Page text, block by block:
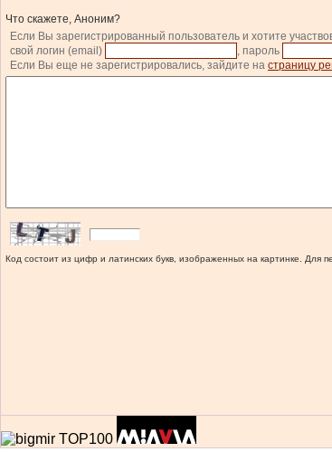
Что скажете, Аноним?
Если Вы зарегистрированный пользователь и хотите
свой логин (email)
, пароль
Если Вы еще не зарегистрировались, зайдите на страницу
Код состоит из цифр и латинских букв, изображенных на картинке. Для